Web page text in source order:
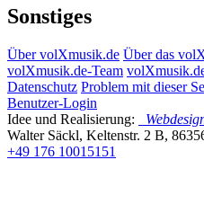
Sonstiges
Über volXmusik.de Über das
volXmusik.de-Team
Datenschutz Problem mit dieser
Benutzer-Login
Idee und Realisierung:
Walter Säckl, Keltenstr. 2 B,
+49 176 10015151